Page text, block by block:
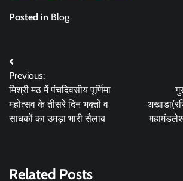
Posted in Blog
Post
navigation
Previous:
मिश्री मठ में पंचदिवसीय पूर्णिमा
महोत्सव के तीसरे दिन भक्तों व
साधकों का उमड़ा भारी सैलाब
Related Posts